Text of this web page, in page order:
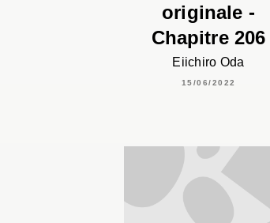
originale -
Chapitre 206
Eiichiro Oda
15/06/2022